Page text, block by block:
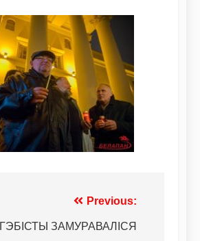
Previous:
ГЭБІСТЫ ЗАМУРАВАЛІСЯ